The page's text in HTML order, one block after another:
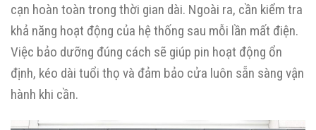
cạn hoàn toàn trong thời gian dài. Ngoài ra, cần kiểm tra
khả năng hoạt động của hệ thống sau mỗi lần mất điện.
Việc bảo dưỡng đúng cách sẽ giúp pin hoạt động ổn
định, kéo dài tuổi thọ và đảm bảo cửa luôn sẵn sàng vận
hành khi cần.